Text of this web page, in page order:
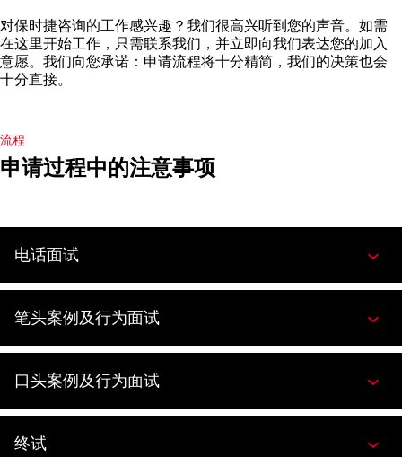
对保时捷咨询的工作感兴趣？我们很高兴听到您的声音。如需
在这里开始工作，只需联系我们，并立即向我们表达您的加入
意愿。我们向您承诺：申请流程将十分精简，我们的决策也会
十分直接。
流程
申请过程中的注意事项
电话面试
笔头案例及行为面试
口头案例及行为面试
终试